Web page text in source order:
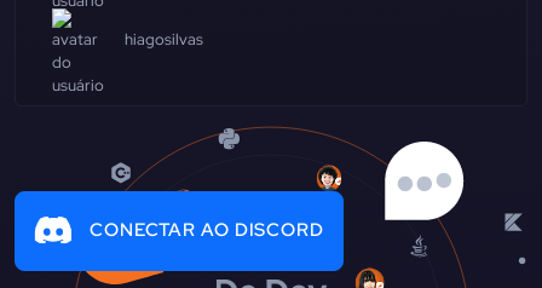
hiagosilvas
CONECTAR AO DISCORD